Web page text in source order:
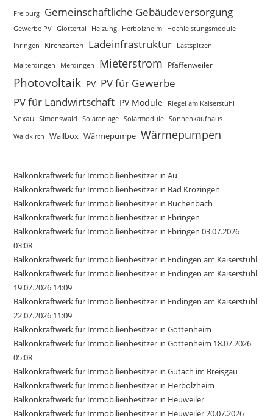
Freiburg Gemeinschaftliche Gebäudeversorgung
Gewerbe PV Glottertal Heizung Herbolzheim
Hochleistungsmodule
Ihringen
Kirchzarten Ladeinfrastruktur Lastspitzen
Malterdingen Merdingen Mieterstrom Pfaffenweiler
Photovoltaik PV PV für Gewerbe
PV für Landwirtschaft PV Module Riegel am Kaiserstuhl
Sexau Simonswald Solaranlage Solarmodule
Sonnenkaufhaus
Waldkirch
Wallbox Wärmepumpe Wärmepumpen
Balkonkraftwerk für Immobilienbesitzer in Au
Balkonkraftwerk für Immobilienbesitzer in Bad Krozingen
Balkonkraftwerk für Immobilienbesitzer in Buchenbach
Balkonkraftwerk für Immobilienbesitzer in Ebringen
Balkonkraftwerk für Immobilienbesitzer in Ebringen 03.07.2026
03:08
Balkonkraftwerk für Immobilienbesitzer in Endingen am Kaiserstuhl
Balkonkraftwerk für Immobilienbesitzer in Endingen am Kaiserstuhl
19.07.2026 14:09
Balkonkraftwerk für Immobilienbesitzer in Endingen am Kaiserstuhl
22.07.2026 11:09
Balkonkraftwerk für Immobilienbesitzer in Gottenheim
Balkonkraftwerk für Immobilienbesitzer in Gottenheim 18.07.2026
05:08
Balkonkraftwerk für Immobilienbesitzer in Gutach im Breisgau
Balkonkraftwerk für Immobilienbesitzer in Herbolzheim
Balkonkraftwerk für Immobilienbesitzer in Heuweiler
Balkonkraftwerk für Immobilienbesitzer in Heuweiler 20.07.2026